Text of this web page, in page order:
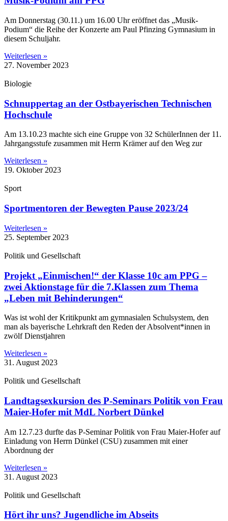
Am Donnerstag (30.11.) um 16.00 Uhr eröffnet das „Musik-
Podium“ die Reihe der Konzerte am Paul Pfinzing Gymnasium in
diesem Schuljahr.
Weiterlesen »
27. November 2023
Biologie
Schnuppertag an der Ostbayerischen Technischen
Hochschule
Am 13.10.23 machte sich eine Gruppe von 32 SchülerInnen der 11.
Jahrgangsstufe zusammen mit Herrn Krämer auf den Weg zur
Weiterlesen »
19. Oktober 2023
Sport
Sportmentoren der Bewegten Pause 2023/24
Weiterlesen »
25. September 2023
Politik und Gesellschaft
Projekt „Einmischen!“ der Klasse 10c am PPG –
zwei Aktionstage für die 7.Klassen zum Thema
„Leben mit Behinderungen“
Was ist wohl der Kritikpunkt am gymnasialen Schulsystem, den
man als bayerische Lehrkraft den Reden der Absolvent*innen in
zwölf Dienstjahren
Weiterlesen »
31. August 2023
Politik und Gesellschaft
Landtagsexkursion des P-Seminars Politik von Frau
Maier-Hofer mit MdL Norbert Dünkel
Am 12.7.23 durfte das P-Seminar Politik von Frau Maier-Hofer auf
Einladung von Herrn Dünkel (CSU) zusammen mit einer
Abordnung der
Weiterlesen »
31. August 2023
Politik und Gesellschaft
Hört ihr uns? Jugendliche im Abseits